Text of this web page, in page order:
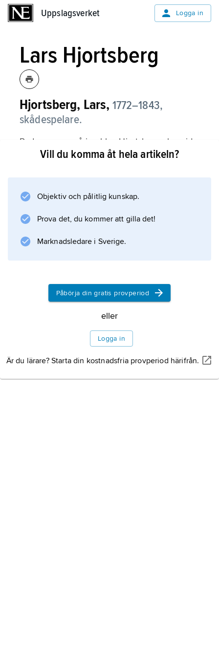
Uppslagsverket Logga in
Lars Hjortsberg
Hjortsberg, Lars, 1772–1843,
skådespelare.
Redan som sexåring blev Hjortsberg elev vid
Operan och studerade senare för
Hjortsberg till hovet som bibliotekarie, lektör
Vill du komma åt hela artikeln?
Objektiv och pålitlig kunskap.
Prova det, du kommer att gilla det!
Marknadsledare i Sverige.
Påbörja din gratis provperiod
eller
Logga in
Är du lärare? Starta din kostnadsfria provperiod härifrån.